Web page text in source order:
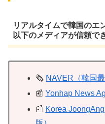
リアルタイムで韓国のエ
以下のメディアが信頼で
🗞 NAVER（韓国
📰Yonhap News
📰 Korea